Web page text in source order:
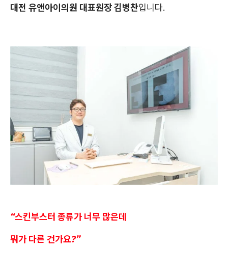
대전 유앤아이의원 대표원장 김병찬입니다.
“스킨부스터 종류가 너무 많은데
뭐가 다른 건가요?”